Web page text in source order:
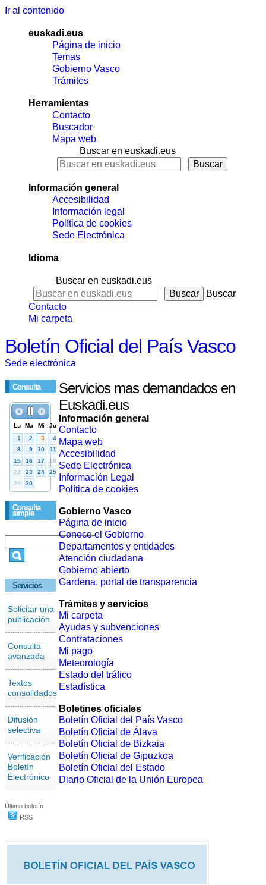
Ir al contenido
euskadi.eus
Página de inicio
Temas
Gobierno Vasco
Trámites
Herramientas
Contacto
Buscador
Mapa web
Buscar en euskadi.eus
Información general
Accesibilidad
Información legal
Política de cookies
Sede Electrónica
Idioma
Buscar en euskadi.eus
Buscar
Contacto
Mi carpeta
Boletín Oficial del País Vasco
Sede electrónica
Consulta
Consulta
simple
Servicios
Solicitar una
publicación
Consulta
avanzada
Textos
consolidados
Difusión
selectiva
Verificación
Boletín
Electrónico
Último boletín
RSS
Servicios mas demandados en
Euskadi.eus
Información general
Contacto
Mapa web
Accesibilidad
Sede Electrónica
Información Legal
Política de cookies
Gobierno Vasco
Página de inicio
Conoce el Gobierno
Departamentos y entidades
Atención ciudadana
Gobierno abierto
Gardena, portal de transparencia
Trámites y servicios
Mi carpeta
Ayudas y subvenciones
Contrataciones
Mi pago
Meteorología
Estado del tráfico
Estadística
Boletines oficiales
Boletín Oficial del País Vasco
Boletín Oficial de Álava
Boletín Oficial de Bizkaia
Boletín Oficial de Gipuzkoa
Boletín Oficial del Estado
Diario Oficial de la Unión Europea